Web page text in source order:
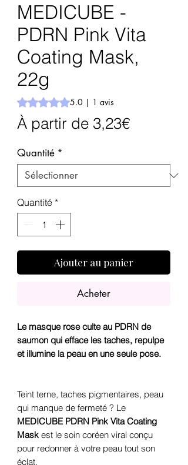
MEDICUBE -
PDRN Pink Vita
Coating Mask,
22g
La note est de 5.0 sur cinq étoiles selon 1
5.0 | 1 avis
À partir de 3,23€Prix
Quantité *
Quantité *
Ajouter au panier
Acheter
Le masque rose culte au PDRN de
saumon qui efface les taches, repulpe
et illumine la peau en une seule pose.
Teint terne, taches pigmentaires, peau
qui manque de fermeté ? Le
MEDICUBE PDRN Pink Vita Coating
Mask est le soin coréen viral conçu
pour redonner à votre peau tout son
éclat.